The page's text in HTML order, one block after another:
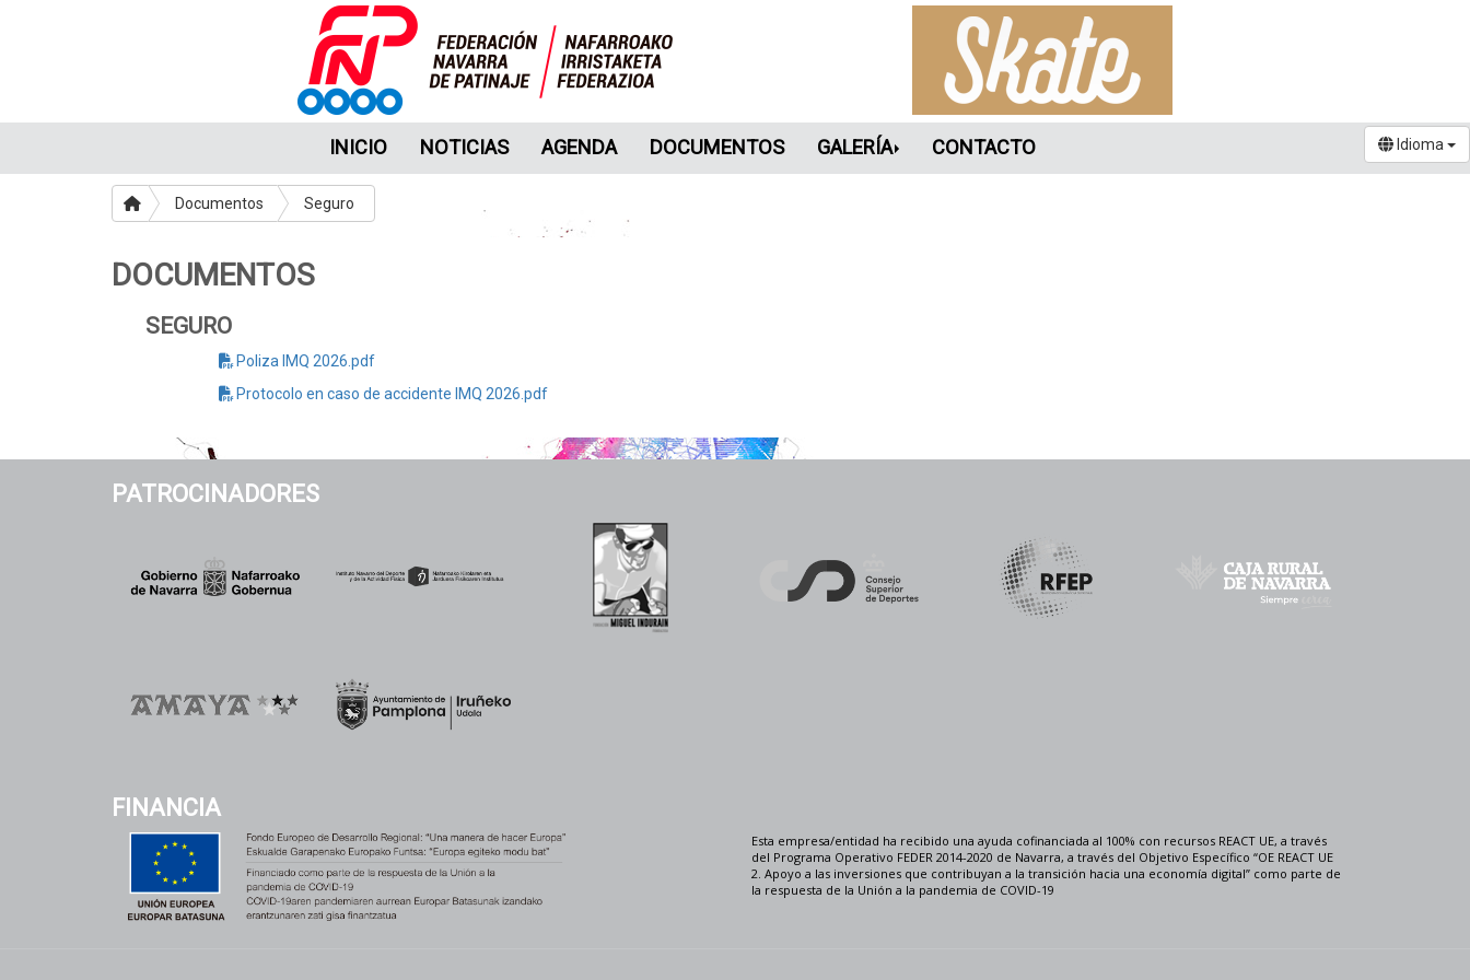
INICIO NOTICIAS AGENDA DOCUMENTOS GALERÍA CONTACTO Idioma
Documentos Seguro
DOCUMENTOS
SEGURO
Poliza IMQ 2026.pdf
Protocolo en caso de accidente IMQ 2026.pdf
PATROCINADORES
FINANCIA
Esta empresa/entidad ha recibido una ayuda cofinanciada al 100% con recursos REACT UE, a través
del Programa Operativo FEDER 2014-2020 de Navarra, a través del Objetivo Específico “OE REACT UE
2. Apoyo a las inversiones que contribuyan a la transición hacia una economía digital” como parte de
la respuesta de la Unión a la pandemia de COVID-19